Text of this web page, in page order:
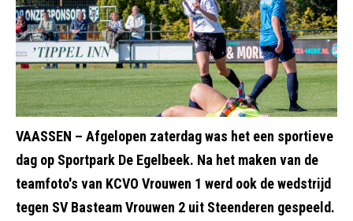
VAASSEN – Afgelopen zaterdag was het een sportieve
dag op Sportpark De Egelbeek. Na het maken van de
teamfoto's van KCVO Vrouwen 1 werd ook de wedstrijd
tegen SV Basteam Vrouwen 2 uit Steenderen gespeeld.